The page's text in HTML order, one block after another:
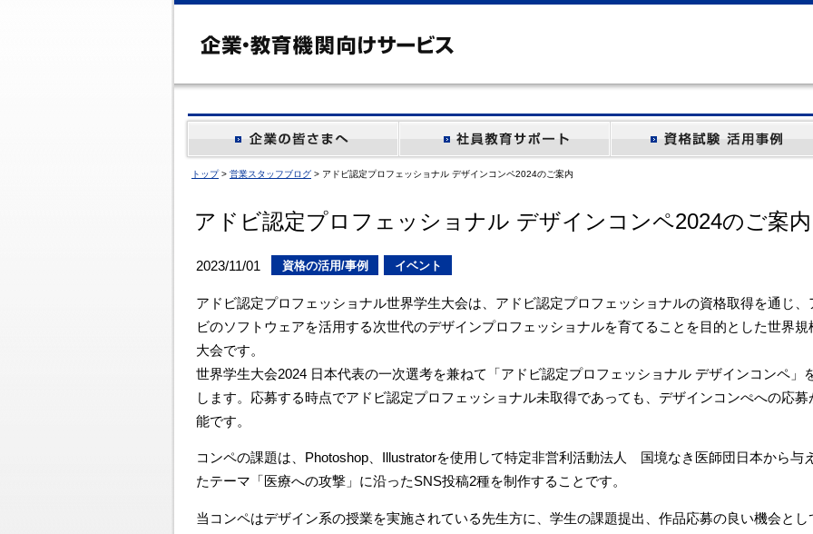
トップ> 営業スタッフブログ > アドビ認定プロフェッショナル デザインコンペ2024のご案内
アドビ認定プロフェッショナル デザインコンペ2024のご案内
2023/11/01 資格の活用/事例 イベント
アドビ認定プロフェッショナル世界学生大会は、アドビ認定プロフェッショナルの資格取得を通じ、
ビのソフトウェアを活用する次世代のデザインプロフェッショナルを育てることを目的とした世界規
大会です。
世界学生大会2024 日本代表の一次選考を兼ねて「アドビ認定プロフェッショナル デザインコンペ」
します。応募する時点でアドビ認定プロフェッショナル未取得であっても、デザインコンぺへの応募
能です。
コンペの課題は、Photoshop、Illustratorを使用して特定非営利活動法人 国境なき医師団日本から与
たテーマ「医療への攻撃」に沿ったSNS投稿2種を制作することです。
当コンペはデザイン系の授業を実施されている先生方に、学生の課題提出、作品応募の良い機会とし